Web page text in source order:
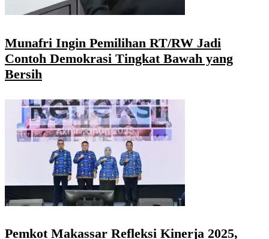
Munafri Ingin Pemilihan RT/RW Jadi
Contoh Demokrasi Tingkat Bawah yang
Bersih
Pemkot Makassar Refleksi Kinerja 2025,